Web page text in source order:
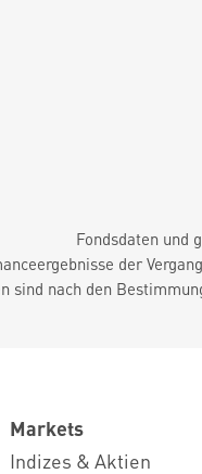
Fondsdaten und
der
sind nach den
Markets
Indizes & Aktien